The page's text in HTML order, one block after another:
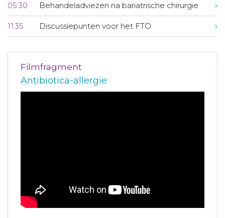
05:30 Behandeladviezen na bariatrische chirurgie
11:35 Discussiepunten voor het FTO
Filmfragment
Antibiotica-allergie